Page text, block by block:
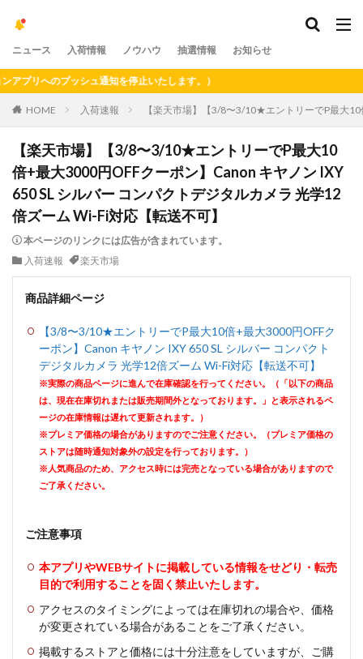
ニュース 入荷情報 ノウハウ 抽選情報 お知らせ
へのプッシュ通知を停止いたします。）
HOME 入荷速報 【楽天市場】【3/8〜3/10★エントリーでP最大
【楽天市場】【3/8〜3/10★エントリーでP最大10
倍+最大3000円OFFクーポン】Canon キヤノン IXY
650 SL シルバー コンパクトデジタルカメラ 光学12
倍ズーム Wi-Fi対応【転送不可】
本ページのリンクには広告が含まれています。
入荷速報
楽天市場
商品詳細ページ
【3/8〜3/10★エントリーでP最大10倍+最大3000円OFFク
ーポン】Canon キヤノン IXY 650 SL シルバー コンパクト
デジタルカメラ 光学12倍ズーム Wi-Fi対応【転送不可】
※実際の商品ページに進んで在庫確認を行ってください。（「以下の商品
は、現在在庫切れまたは販売期間外となっております。」と表示されるペ
ージの在庫情報は遅れて更新されます。）
※プレミア価格の場合がありますのでご注意ください。（プレミア価格の
ストアは随時通知対象外の設定を行っております。）
※人気商品のため、アクセス時には完売となっている場合がありますので
ご了承ください。
ご注意事項
本アプリやWEBサイトに掲載している情報をせどり・転売
目的で利用することを固く禁止いたします。
アクセスのタイミングによっては在庫切れの場合や、価格
が変更されている場合があることをご了承ください。
掲載するストアと価格には十分注意をしていますが、ご購